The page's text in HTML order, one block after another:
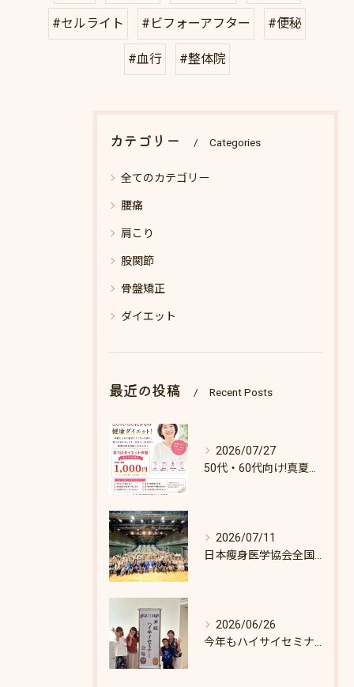
#セルライト #ビフォーアフター #便秘
#血行 #整体院
カテゴリー Categories
全てのカテゴリー
腰痛
肩こり
股関節
骨盤矯正
ダイエット
最近の投稿 Recent Posts
2026/07/27
2026/07/11
2026/06/26